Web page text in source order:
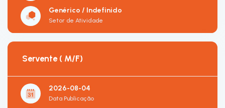
Genérico / Indefinido
Setor de Atividade
Servente ( M/F)
2026-08-04
Data Publicação